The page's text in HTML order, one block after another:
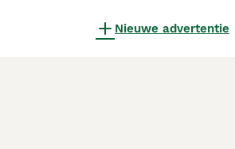
Nieuwe advertentie